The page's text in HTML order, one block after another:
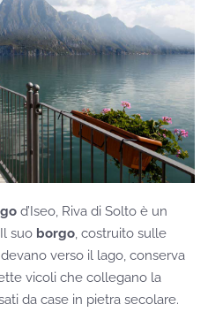
d’Iseo, Riva di Solto è un
suo borgo, costruito sulle
verso il lago, conserva
vicoli che collegano la
da case in pietra secolare.